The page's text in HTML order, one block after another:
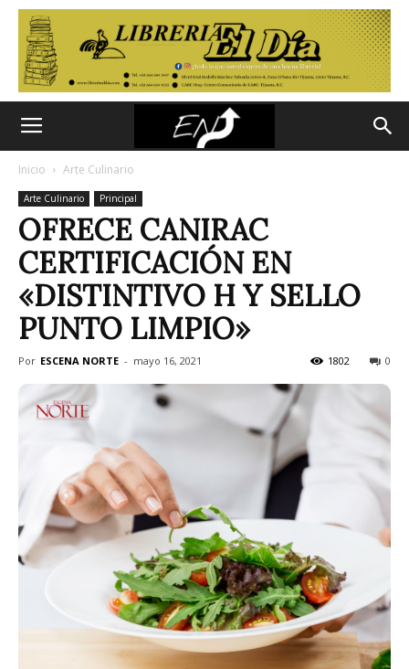
Inicio Arte Culinario
Arte Culinario Principal
OFRECE CANIRAC
CERTIFICACIÓN EN
«DISTINTIVO H Y SELLO
PUNTO LIMPIO»
Por ESCENA NORTE - mayo 16, 2021 0
1802